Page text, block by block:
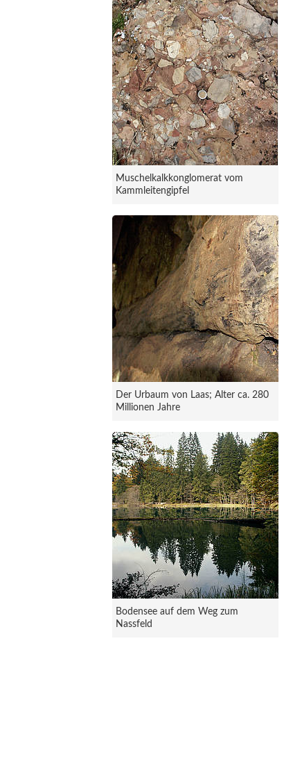
Muschelkalkkonglomerat vom
Kammleitengipfel
Der Urbaum von Laas; Alter ca. 280
Millionen Jahre
Bodensee auf dem Weg zum
Nassfeld